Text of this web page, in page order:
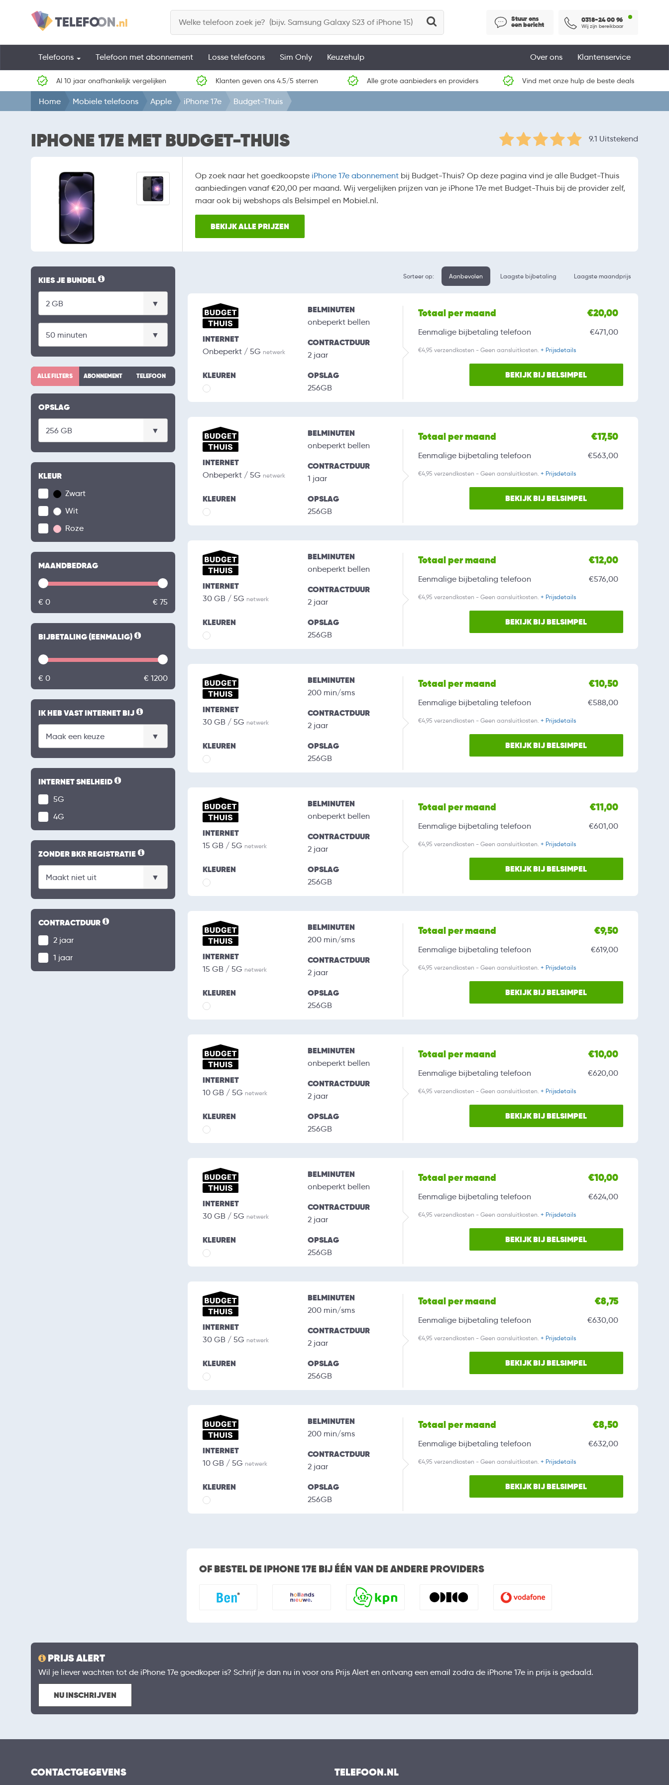
Stuur ons
een bericht
0318-24 00 96
Wij zijn bereikbaar
Telefoons Telefoon met abonnement Losse telefoons Sim Only Keuzehulp Klantenservice
Over ons
Al 10 jaar onafhankelijk vergelijken Klanten geven ons 4.5/5 sterren Alle grote aanbieders en providers Vind met onze hulp de beste deals
Home Mobiele telefoons Apple iPhone 17e Budget-Thuis
IPHONE 17E MET BUDGET-THUIS 9.1 Uitstekend
Op zoek naar het goedkoopste iPhone 17e abonnement bij Budget-Thuis? Op deze pagina vind je alle Budget-Thuis
aanbiedingen vanaf €20,00 per maand. Wij vergelijken prijzen van je iPhone 17e met Budget-Thuis bij de provider zelf,
maar ook bij webshops als Belsimpel en Mobiel.nl.
BEKIJK ALLE PRIJZEN
KIES JE BUNDEL
ALLE FILTERS ABONNEMENT TELEFOON
OPSLAG
KLEUR
Zwart
Wit
Roze
MAANDBEDRAG
€ 0 € 75
BIJBETALING (EENMALIG)
€ 0 € 1200
IK HEB VAST INTERNET BIJ
INTERNET SNELHEID
5G
4G
ZONDER BKR REGISTRATIE
CONTRACTDUUR
2 jaar
1 jaar
Laagste maandprijs
Laagste bijbetaling
Aanbevolen
Sorteer op:
INTERNET
Onbeperkt / 5G netwerk
BELMINUTEN
onbeperkt bellen
CONTRACTDUUR
2 jaar
KLEUREN OPSLAG
256GB
Totaal per maand €20,00
Eenmalige bijbetaling telefoon €471,00
€4,95 verzendkosten - Geen aansluitkosten. + Prijsdetails
BEKIJK BIJ BELSIMPEL
INTERNET
Onbeperkt / 5G netwerk
BELMINUTEN
onbeperkt bellen
CONTRACTDUUR
1 jaar
KLEUREN OPSLAG
256GB
Totaal per maand €17,50
Eenmalige bijbetaling telefoon €563,00
€4,95 verzendkosten - Geen aansluitkosten. + Prijsdetails
BEKIJK BIJ BELSIMPEL
INTERNET
30 GB / 5G netwerk
BELMINUTEN
onbeperkt bellen
CONTRACTDUUR
2 jaar
KLEUREN OPSLAG
256GB
Totaal per maand €12,00
Eenmalige bijbetaling telefoon €576,00
€4,95 verzendkosten - Geen aansluitkosten. + Prijsdetails
BEKIJK BIJ BELSIMPEL
INTERNET
30 GB / 5G netwerk
BELMINUTEN
200 min/sms
CONTRACTDUUR
2 jaar
KLEUREN OPSLAG
256GB
Totaal per maand €10,50
Eenmalige bijbetaling telefoon €588,00
€4,95 verzendkosten - Geen aansluitkosten. + Prijsdetails
BEKIJK BIJ BELSIMPEL
INTERNET
15 GB / 5G netwerk
BELMINUTEN
onbeperkt bellen
CONTRACTDUUR
2 jaar
KLEUREN OPSLAG
256GB
Totaal per maand €11,00
Eenmalige bijbetaling telefoon €601,00
€4,95 verzendkosten - Geen aansluitkosten. + Prijsdetails
BEKIJK BIJ BELSIMPEL
INTERNET
15 GB / 5G netwerk
BELMINUTEN
200 min/sms
CONTRACTDUUR
2 jaar
KLEUREN OPSLAG
256GB
Totaal per maand €9,50
Eenmalige bijbetaling telefoon €619,00
€4,95 verzendkosten - Geen aansluitkosten. + Prijsdetails
BEKIJK BIJ BELSIMPEL
INTERNET
10 GB / 5G netwerk
BELMINUTEN
onbeperkt bellen
CONTRACTDUUR
2 jaar
KLEUREN OPSLAG
256GB
Totaal per maand €10,00
Eenmalige bijbetaling telefoon €620,00
€4,95 verzendkosten - Geen aansluitkosten. + Prijsdetails
BEKIJK BIJ BELSIMPEL
INTERNET
30 GB / 5G netwerk
BELMINUTEN
onbeperkt bellen
CONTRACTDUUR
2 jaar
KLEUREN OPSLAG
256GB
Totaal per maand €10,00
Eenmalige bijbetaling telefoon €624,00
€4,95 verzendkosten - Geen aansluitkosten. + Prijsdetails
BEKIJK BIJ BELSIMPEL
INTERNET
30 GB / 5G netwerk
BELMINUTEN
200 min/sms
CONTRACTDUUR
2 jaar
KLEUREN OPSLAG
256GB
Totaal per maand €8,75
Eenmalige bijbetaling telefoon €630,00
€4,95 verzendkosten - Geen aansluitkosten. + Prijsdetails
BEKIJK BIJ BELSIMPEL
INTERNET
10 GB / 5G netwerk
BELMINUTEN
200 min/sms
CONTRACTDUUR
2 jaar
KLEUREN OPSLAG
256GB
Totaal per maand €8,50
Eenmalige bijbetaling telefoon €632,00
€4,95 verzendkosten - Geen aansluitkosten. + Prijsdetails
BEKIJK BIJ BELSIMPEL
OF BESTEL DE IPHONE 17E BIJ ÉÉN VAN DE ANDERE PROVIDERS
PRIJS ALERT
Wil je liever wachten tot de iPhone 17e goedkoper is? Schrijf je dan nu in voor ons Prijs Alert en ontvang een email zodra de iPhone 17e in prijs is gedaald.
NU INSCHRIJVEN
CONTACTGEGEVENS TELEFOON.NL